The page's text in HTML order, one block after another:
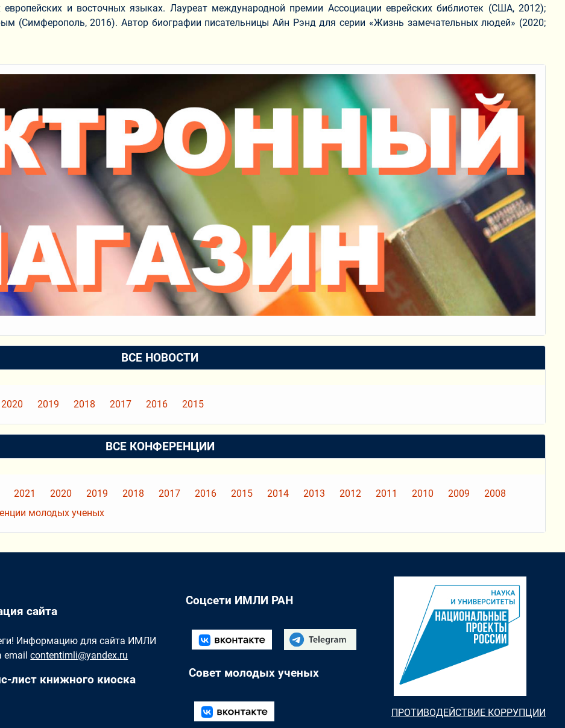
европейских и восточных языках. Лауреат международной премии Ассоциации еврейских библиотек (США, 2012);
(Симферополь, 2016). Автор биографии писательницы Айн Рэнд для серии «Жизнь замечательных людей» (2020;
ВСЕ НОВОСТИ
2020 2019 2018 2017 2016 2015
ВСЕ КОНФЕРЕНЦИИ
2021 2020 2019 2018 2017 2016 2015 2014 2013 2012 2011 2010 2009
2008
молодых ученых
сайта
Информацию для сайта ИМЛИ
emailcontentimli@yandex.ru
лист книжного киоска
Соцсети ИМЛИ РАН
Совет молодых ученых
ПРОТИВОДЕЙСТВИЕ КОРРУПЦИИ